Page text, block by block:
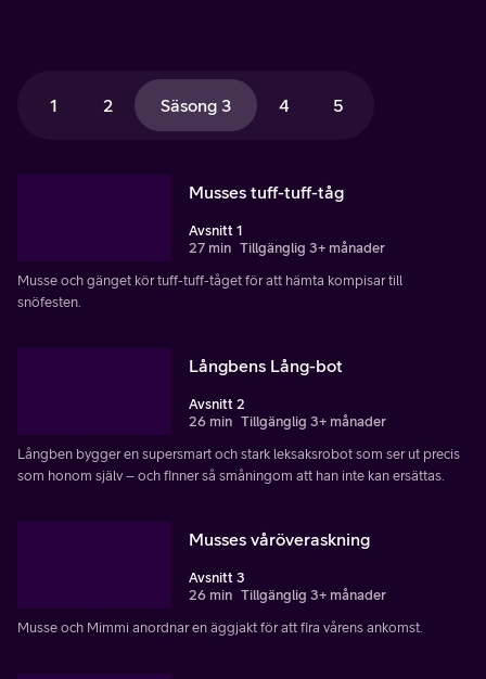
1 2 Säsong 3 4 5
Musses tuff-tuff-tåg
Avsnitt 1
27 min Tillgänglig 3+ månader
Musse och gänget kör tuff-tuff-tåget för att hämta kompisar till
snöfesten.
Långbens Lång-bot
Avsnitt 2
26 min Tillgänglig 3+ månader
Långben bygger en supersmart och stark leksaksrobot som ser ut precis
som honom själv – och finner så småningom att han inte kan ersättas.
Musses våröveraskning
Avsnitt 3
26 min Tillgänglig 3+ månader
Musse och Mimmi anordnar en äggjakt för att fira vårens ankomst.